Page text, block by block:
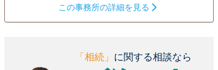
供しております。 お客様の対応は、原則、代表税理士が行っ
の方法をお申し付けください。 初回相談は無料で行っており
ますので、「まずはちょっと聞いてみたいんだけ
遺産分割
義変更）
この事務所の詳細を見る
「相続」 に関する相談なら